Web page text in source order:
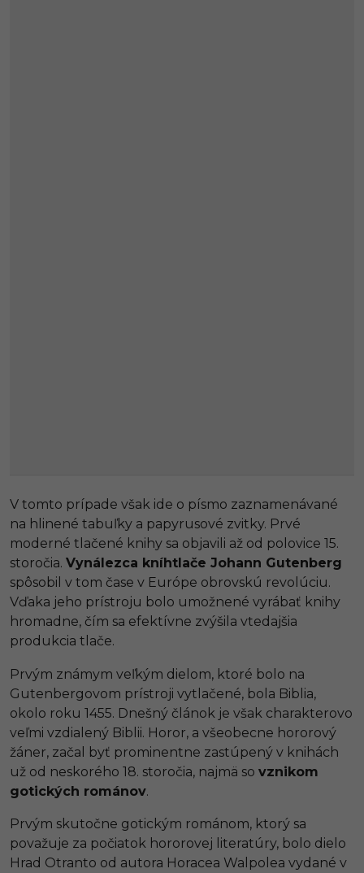
V tomto prípade však ide o písmo zaznamenávané
na hlinené tabuľky a papyrusové zvitky. Prvé
moderné tlačené knihy sa objavili až od polovice 15.
storočia. Vynálezca kníhtlače Johann Gutenberg
spôsobil v tom čase v Európe obrovskú revolúciu.
Vďaka jeho prístroju bolo umožnené vyrábať knihy
hromadne, čím sa efektívne zvýšila vtedajšia
produkcia tlače.
Prvým známym veľkým dielom, ktoré bolo na
Gutenbergovom prístroji vytlačené, bola Biblia,
okolo roku 1455. Dnešný článok je však charakterovo
veľmi vzdialený Biblii. Horor, a všeobecne hororový
žáner, začal byť prominentne zastúpený v knihách
už od neskorého 18. storočia, najmä so vznikom
gotických románov.
Prvým skutočne gotickým románom, ktorý sa
považuje za počiatok hororovej literatúry, bolo dielo
Hrad Otranto od autora Horacea Walpolea vydané v